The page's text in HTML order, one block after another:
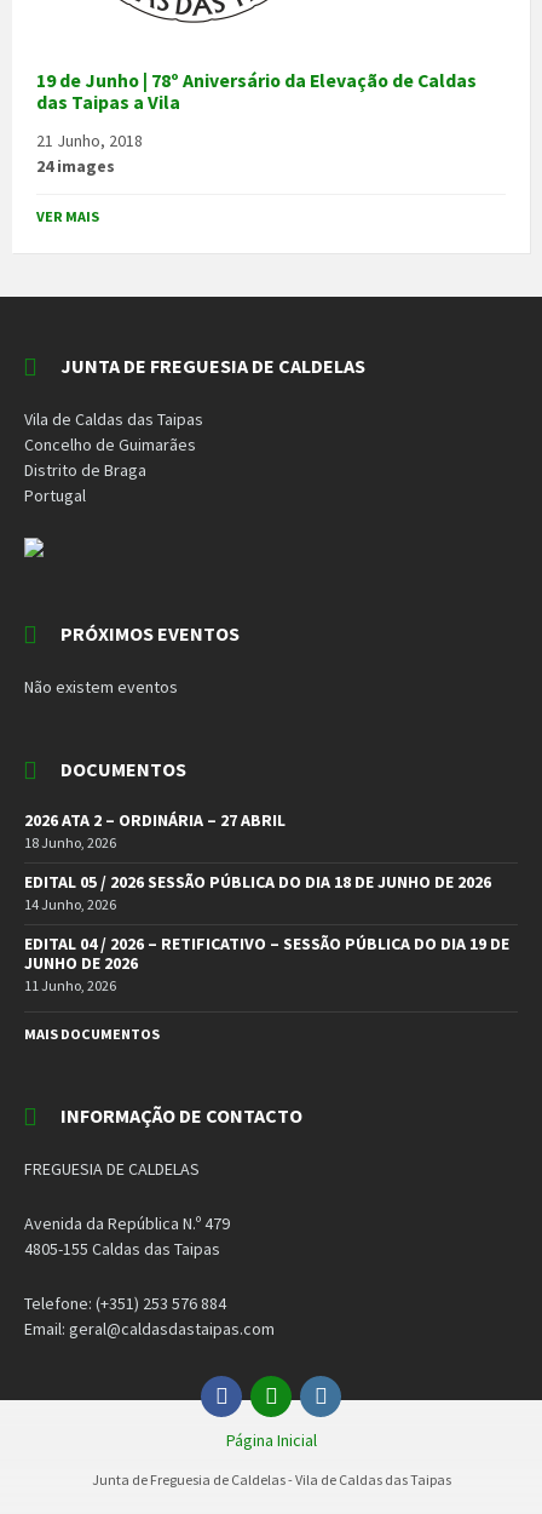
19 de Junho | 78º Aniversário da Elevação de Caldas
das Taipas a Vila
21 Junho, 2018
24 images
VER MAIS
JUNTA DE FREGUESIA DE CALDELAS
Vila de Caldas das Taipas
Concelho de Guimarães
Distrito de Braga
Portugal
PRÓXIMOS EVENTOS
Não existem eventos
DOCUMENTOS
2026 ATA 2 – ORDINÁRIA – 27 ABRIL
18 Junho, 2026
EDITAL 05 / 2026 SESSÃO PÚBLICA DO DIA 18 DE JUNHO DE 2026
14 Junho, 2026
EDITAL 04 / 2026 – RETIFICATIVO – SESSÃO PÚBLICA DO DIA 19 DE
JUNHO DE 2026
11 Junho, 2026
MAIS DOCUMENTOS
INFORMAÇÃO DE CONTACTO
FREGUESIA DE CALDELAS
Avenida da República N.º 479
4805-155 Caldas das Taipas
Telefone: (+351) 253 576 884
Email: geral@caldasdastaipas.com
Facebook
EmailInstagram
Página Inicial
Junta de Freguesia de Caldelas - Vila de Caldas das Taipas